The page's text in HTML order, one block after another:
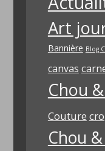
Art
Bannière Blog
canvas
Chou
Couture
Chou